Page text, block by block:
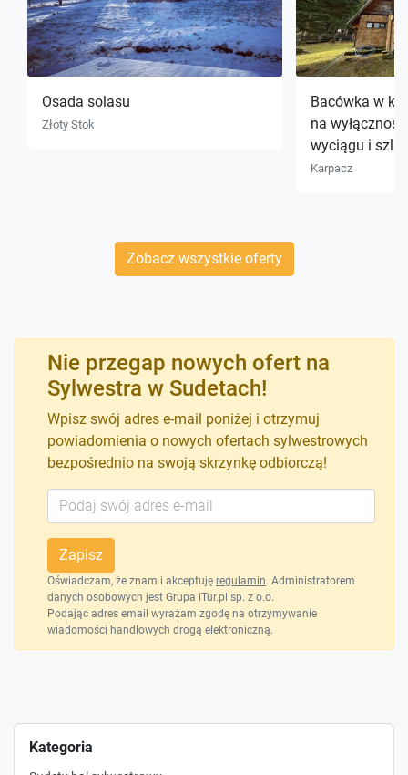
Kategoria
Osada solasu
Złoty Stok
Bacówka w
na
wyciągu i
Karpacz
Zobacz wszystkie oferty
Nie przegap nowych ofert na
Sylwestra w Sudetach!
Wpisz swój adres e-mail poniżej i otrzymuj
powiadomienia o nowych ofertach sylwestrowych
bezpośrednio na swoją skrzynkę odbiorczą!
Zapisz
Oświadczam, że znam i akceptuję regulamin. Administratorem
danych osobowych jest Grupa iTur.pl sp. z o.o.
Podając adres email wyrażam zgodę na otrzymywanie
wiadomości handlowych drogą elektroniczną.